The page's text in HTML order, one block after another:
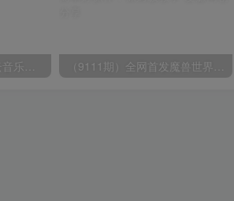
（9448期）2024网易云音乐人挂机项目，单机日入150+，无脑月入5000+ （9111期）全网首发魔兽世界美服全自动打金搬砖，日入1000+，简单好操作，保姆级教学